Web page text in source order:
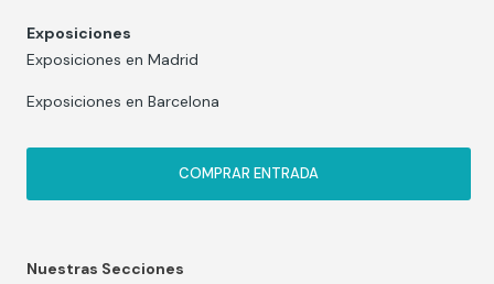
Exposiciones
Exposiciones en Madrid
Exposiciones en Barcelona
COMPRAR ENTRADA
Nuestras Secciones